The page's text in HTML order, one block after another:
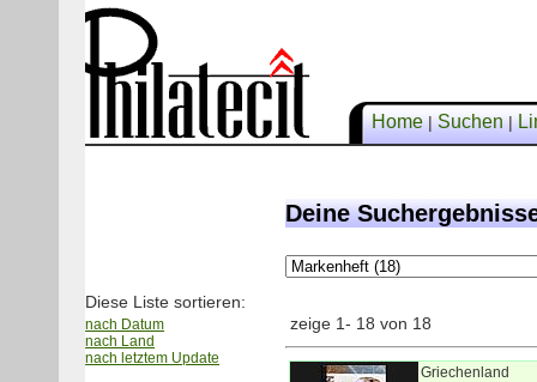
Home|Suchen|
Diese Liste sortieren:
nach Datum
nach Land
nach letztem Update
Deine
zeige 1- 18 von 18
Griechenland